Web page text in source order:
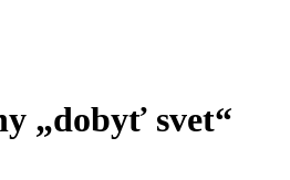
„dobyť svet“